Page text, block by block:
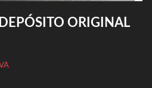
ORIGINAL